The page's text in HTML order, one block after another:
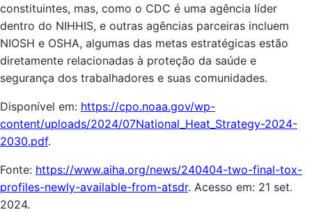
constituintes, mas, como o CDC é uma agência líder
dentro do NIHHIS, e outras agências parceiras incluem
NIOSH e OSHA, algumas das metas estratégicas estão
diretamente relacionadas à proteção da saúde e
segurança dos trabalhadores e suas comunidades.
Disponível em: https://cpo.noaa.gov/wp-
content/uploads/2024/07National_Heat_Strategy-2024-
2030.pdf.
Fonte: https://www.aiha.org/news/240404-two-final-tox-
profiles-newly-available-from-atsdr. Acesso em: 21 set.
2024.